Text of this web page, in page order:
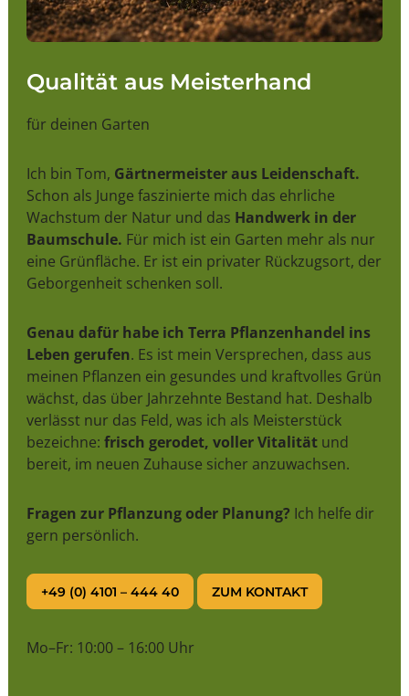
Qualität aus Meisterhand
für deinen Garten
Ich bin Tom, Gärtnermeister aus Leidenschaft.
Schon als Junge faszinierte mich das ehrliche
Wachstum der Natur und das Handwerk in der
Baumschule. Für mich ist ein Garten mehr als nur
eine Grünfläche. Er ist ein privater Rückzugsort, der
Geborgenheit schenken soll.
Genau dafür habe ich Terra Pflanzenhandel ins
Leben gerufen. Es ist mein Versprechen, dass aus
meinen Pflanzen ein gesundes und kraftvolles Grün
wächst, das über Jahrzehnte Bestand hat. Deshalb
verlässt nur das Feld, was ich als Meisterstück
bezeichne: frisch gerodet, voller Vitalitätund
bereit, im neuen Zuhause sicher anzuwachsen.
Fragen zur Pflanzung oder Planung? Ich helfe dir
gern persönlich.
+49 (0) 4101 – 444 40 ZUM KONTAKT
Mo–Fr: 10:00 – 16:00 Uhr